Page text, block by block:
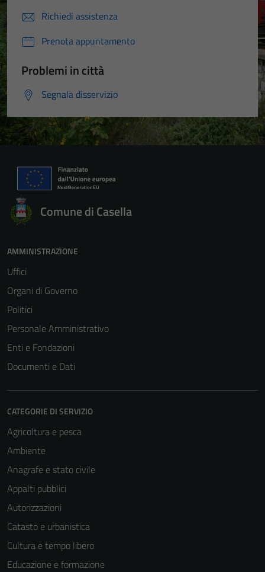
Richiedi assistenza
Prenota appuntamento
Problemi in città
Segnala disservizio
Comune di Casella
AMMINISTRAZIONE
Uffici
Organi di Governo
Politici
Personale Amministrativo
Enti e Fondazioni
Documenti e Dati
CATEGORIE DI SERVIZIO
Agricoltura e pesca
Ambiente
Anagrafe e stato civile
Appalti pubblici
Autorizzazioni
Catasto e urbanistica
Cultura e tempo libero
Educazione e formazione